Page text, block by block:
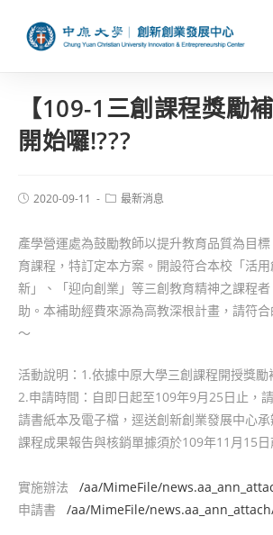
【109-1三創課程獎勵
開始囉!???
2020-09-11 最新消息
產學營運處為鼓勵教師以提升教育品質為目
育課程，特訂定本方案。開設符合本校「活用
新」、「迎向創業」等三創教育精神之課程
助。本補助經費來源為高教深根計畫，請符
～
活動說明：1.依據中原大學三創課程開授獎勵
2.申請時間：自即日起至109年9月25日止，
請書紙本及電子檔，逕送創新創業發展中心承
課程成果報告與核銷單據須於109年11月15日
實施辦法 /aa/MimeFile/
申請書 /aa/MimeFile/